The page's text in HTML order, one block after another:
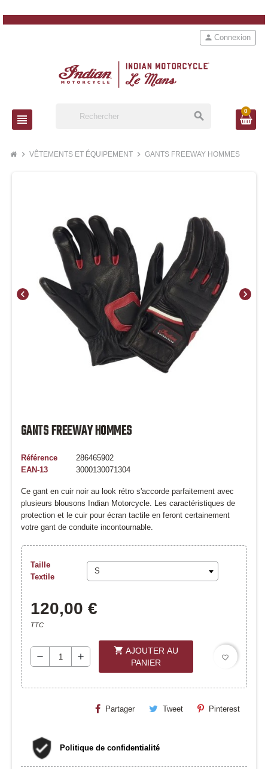
view_headline search
person Connexion
0
chevron_right VÊTEMENTS ET ÉQUIPEMENT chevron_right GANTS FREEWAY HOMMES
chevron_left chevron_right
GANTS FREEWAY HOMMES
Référence
286465902
EAN-13
3000130071304
Ce gant en cuir noir au look rétro s'accorde parfaitement avec
plusieurs blousons Indian Motorcycle. Les caractéristiques de
protection et le cuir pour écran tactile en feront certainement
votre gant de conduite incontournable.
Taille
Textile
120,00 €
TTC
remove add
shopping_cart AJOUTER AU
PANIER
favorite_border
Partager Tweet Pinterest
Politique de confidentialité